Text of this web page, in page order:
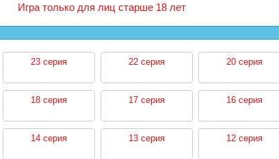
Игра только для лиц старше 18 лет
23 серия 22 серия 20 серия
18 серия 17 серия 16 серия
14 серия 13 серия 12 серия